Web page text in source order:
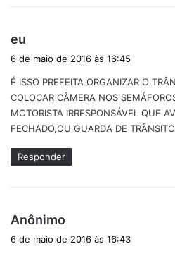
eu
s
e
:
6 de maio de 2016 às 16:45
É ISSO PREFEITA ORGANIZAR O
COLOCAR CÂMERA NOS
MOTORISTA IRRESPONSÁVEL QUE
FECHADO,OU GUARDA DE
Responder
Anônimo
6 de maio de 2016 às 16:43